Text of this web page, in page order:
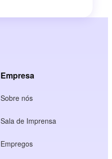
Empresa
Sobre nós
Sala de Imprensa
Empregos